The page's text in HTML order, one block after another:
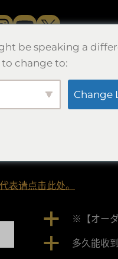
和常见
表请点击此处。
a ※【オー
a 多久能收
be speaking a
change to:
Change